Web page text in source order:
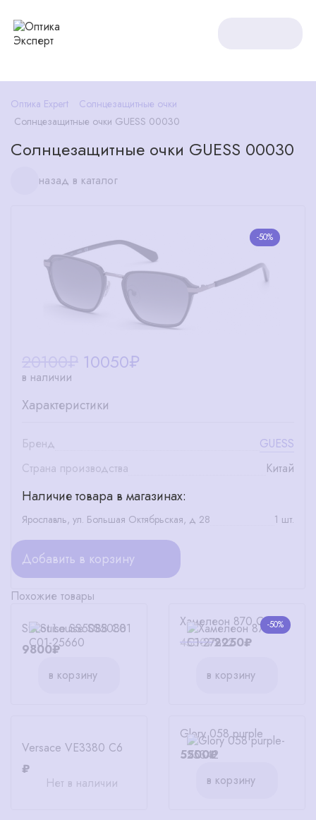
Оптика Expert
Солнцезащитные очки
Солнцезащитные очки GUESS 00030
Солнцезащитные очки GUESS 00030
назад в каталог
-50%
10050₽
в наличии
Характеристики
Бренд
GUESS
Страна производства
Китай
Наличие товара в магазинах:
Ярославль, ул. Большая Октябрьская, д 28 1 шт.
Добавить в корзину
Похожие товары
St.Louise SS5088 C01
9800₽
в корзину
-50%
Хамелеон 870 C1
4500₽2250₽
в корзину
Versace VE3380 C6
₽
Нет в наличии
Glory 058 purple
5500₽
в корзину